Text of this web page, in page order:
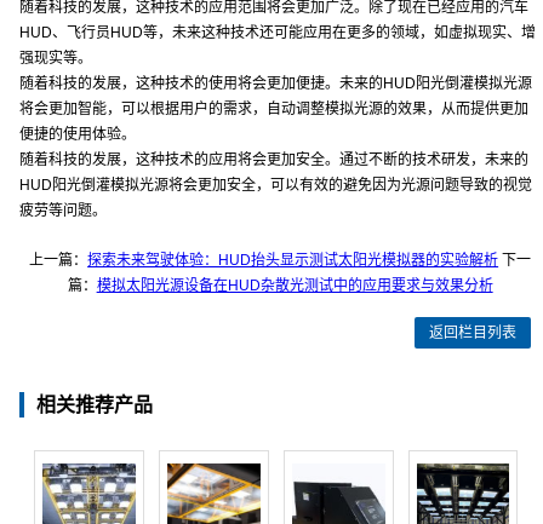
随着科技的发展，这种技术的应用范围将会更加广泛。除了现在已经应用的汽车
HUD、飞行员HUD等，未来这种技术还可能应用在更多的领域，如虚拟现实、增
强现实等。
随着科技的发展，这种技术的使用将会更加便捷。未来的HUD阳光倒灌模拟光源
将会更加智能，可以根据用户的需求，自动调整模拟光源的效果，从而提供更加
便捷的使用体验。
随着科技的发展，这种技术的应用将会更加安全。通过不断的技术研发，未来的
HUD阳光倒灌模拟光源将会更加安全，可以有效的避免因为光源问题导致的视觉
疲劳等问题。
上一篇：探索未来驾驶体验：HUD抬头显示测试太阳光模拟器的实验解析 下一
篇： 模拟太阳光源设备在HUD杂散光测试中的应用要求与效果分析
返回栏目列表
相关推荐产品